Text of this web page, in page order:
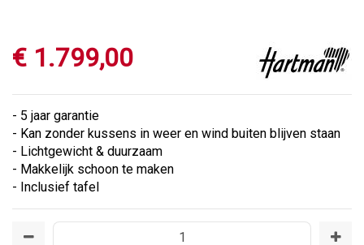
€ 1.799,00
- 5 jaar garantie
- Kan zonder kussens in weer en wind buiten blijven staan
- Lichtgewicht & duurzaam
- Makkelijk schoon te maken
- Inclusief tafel